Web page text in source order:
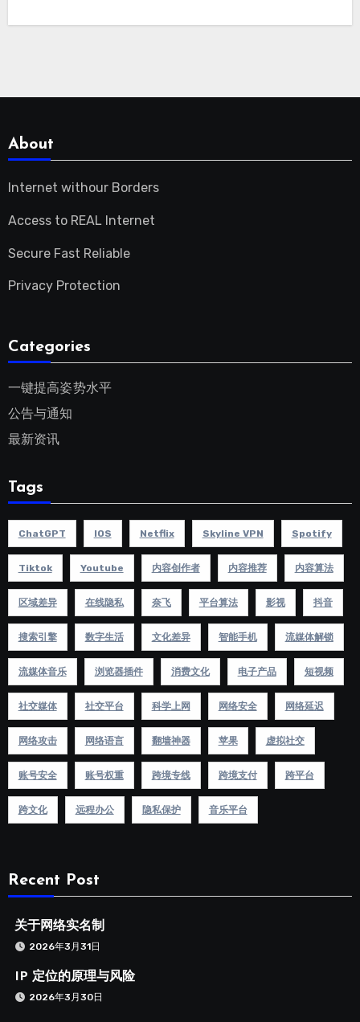
About
Internet withour Borders
Access to REAL Internet
Secure Fast Reliable
Privacy Protection
Categories
一键提高姿势水平
公告与通知
最新资讯
Tags
ChatGPT IOS Netflix Skyline VPN Spotify
Tiktok Youtube 内容创作者 内容推荐 内容算法
区域差异 在线隐私 奈飞 平台算法 影视 抖音
搜索引擎 数字生活 文化差异 智能手机 流媒体解锁
流媒体音乐 浏览器插件 消费文化 电子产品 短视频
社交媒体 社交平台 科学上网 网络安全 网络延迟
网络攻击 网络语言 翻墙神器 苹果 虚拟社交
账号安全 账号权重 跨境专线 跨境支付 跨平台
跨文化 远程办公 隐私保护 音乐平台
Recent Post
关于网络实名制
2026年3月31日
IP 定位的原理与风险
2026年3月30日